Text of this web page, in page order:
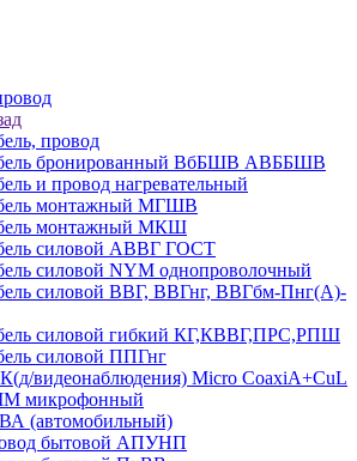
провод
бронированный ВбБШВ АВББШВ
и провод нагревательный
монтажный МГШВ
монтажный МКШ
силовой АВВГ ГОСТ
силовой NYM однопроволочный
силовой ВВГ, ВВГнг, ВВГбм-Пнг(А)-
силовой гибкий КГ,КВВГ,ПРС,РПШ
силовой ППГнг
видеонаблюдения) Micro CoaxiA+CuL
микрофонный
(автомобильный)
бытовой АПУНП